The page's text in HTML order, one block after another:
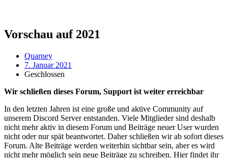
Vorschau auf 2021
Quarney
7. Januar 2021
Geschlossen
Wir schließen dieses Forum, Support ist weiter erreichbar
In den letzten Jahren ist eine große und aktive Community auf
unserem Discord Server entstanden. Viele Mitglieder sind deshalb
nicht mehr aktiv in diesem Forum und Beiträge neuer User wurden
nicht oder nur spät beantwortet. Daher schließen wir ab sofort dieses
Forum. Alte Beiträge werden weiterhin sichtbar sein, aber es wird
nicht mehr möglich sein neue Beiträge zu schreiben. Hier findet ihr